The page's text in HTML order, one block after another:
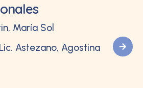
María Sol
Lic. Astezano, Agostina